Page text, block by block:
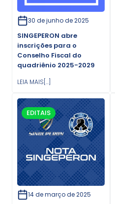
30 de junho de 2025
SINGEPERON abre
inscrições para o
Conselho Fiscal do
quadriênio 2025-2029
LEIA MAIS[...]
EDITAIS
14 de março de 2025